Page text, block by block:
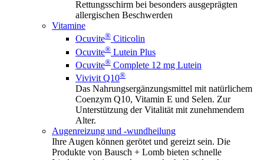
Rettungsschirm bei besonders ausgeprägten
allergischen Beschwerden
Vitamine
Ocuvite® Citicolin
Ocuvite® Lutein Plus
Ocuvite® Complete 12 mg Lutein
Vivivit Q10®
Das Nahrungsergänzungsmittel mit natürlichem
Coenzym Q10, Vitamin E und Selen. Zur
Unterstützung der Vitalität mit zunehmendem
Alter.
Augenreizung und -wundheilung
Ihre Augen können gerötet und gereizt sein. Die
Produkte von Bausch + Lomb bieten schnelle